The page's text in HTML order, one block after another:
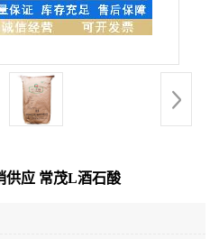
供应 常茂L酒石酸